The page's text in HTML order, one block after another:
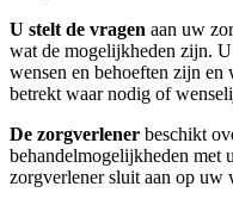
U stelt de vragen aan uw
wat de mogelijkheden zijn.
wensen en behoeften zijn
betrekt waar nodig of
De zorgverlener beschikt
behandelmogelijkheden
zorgverlener sluit aan op uw